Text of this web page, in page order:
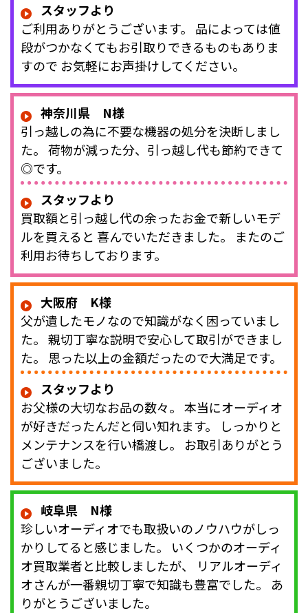
スタッフより
ご利用ありがとうございます。 品によっては値
段がつかなくてもお引取りできるものもありま
すので お気軽にお声掛けしてください。
神奈川県 N様
引っ越しの為に不要な機器の処分を決断しまし
た。 荷物が減った分、引っ越し代も節約できて
◎です。
スタッフより
買取額と引っ越し代の余ったお金で新しいモデ
ルを買えると 喜んでいただきました。 またのご
利用お待ちしております。
大阪府 K様
父が遺したモノなので知識がなく困っていまし
た。 親切丁寧な説明で安心して取引ができまし
た。 思った以上の金額だったので大満足です。
スタッフより
お父様の大切なお品の数々。 本当にオーディオ
が好きだったんだと伺い知れます。 しっかりと
メンテナンスを行い橋渡し。 お取引ありがとう
ございました。
岐阜県 N様
珍しいオーディオでも取扱いのノウハウがしっ
かりしてると感じました。 いくつかのオーディ
オ買取業者と比較しましたが、 リアルオーディ
オさんが一番親切丁寧で知識も豊富でした。 あ
りがとうございました。